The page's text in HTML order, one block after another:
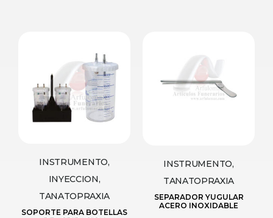
INSTRUMENTO,
INYECCION,
TANATOPRAXIA
SOPORTE PARA BOTELLAS
INSTRUMENTO,
TANATOPRAXIA
SEPARADOR YUGULAR
ACERO INOXIDABLE